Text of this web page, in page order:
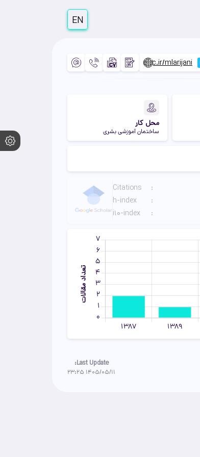
EN
محل کار
ساختمان آموزشی بشری
Citations
:
h-index
:
i10-index
:
Last Update:
1405/05/11 23:25